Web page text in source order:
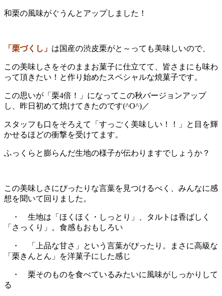
和栗の風味がぐうんとアップしました！
「栗づくし」 は国産の渋皮栗がと～っても美味しいので、
この美味しさをそのままお菓子に仕立てて、皆さまにも味わ
って頂きたい！と作り始めたスペシャルな焼菓子です。
この思いが「栗4倍！」になってこの秋バージョンアップ
し、昨日初めて焼けてきたのです(^O^)／
スタッフも口をそろえて「すっごく美味しい！！」と目を輝
かせるほどの衝撃を受けてます。
ふっくらと膨らんだ生地の様子が伝わりますでしょうか？
この美味しさにぴったりな言葉を見つけるべく、みんなに感
想を聞いて回りました。
・ 生地は「ほくほく・しっとり」、タルトは香ばしく
「さっくり」。食感もおもしろい
・ 「上品な甘さ」という言葉がぴったり。まさに高級な
「栗きんとん」を洋菓子にした感じ
・ 栗そのものを食べているみたいに風味がしっかりして
る